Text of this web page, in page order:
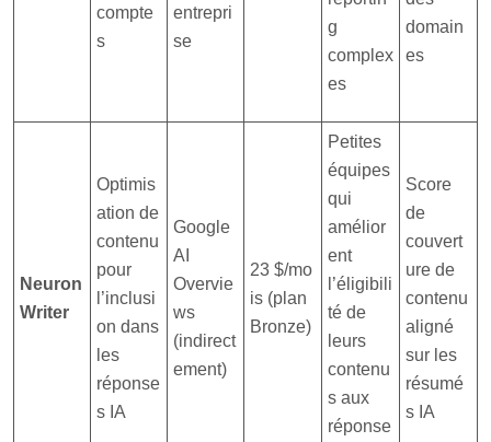
compte
s
entrepri
se
g
complex
es
domain
es
Neuron
Writer
Optimis
ation de
contenu
pour
l’inclusi
on dans
les
réponse
s IA
Google
AI
Overvie
ws
(indirect
ement)
23 $/mo
is (plan
Bronze)
Petites
équipes
qui
amélior
ent
l’éligibili
té de
leurs
contenu
s aux
réponse
Score
de
couvert
ure de
contenu
aligné
sur les
résumé
s IA